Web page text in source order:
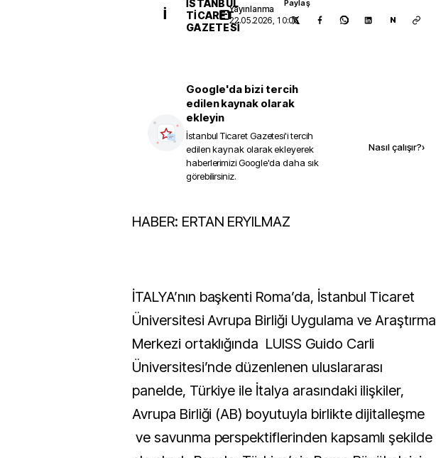
İ
İSTANBUL
TICARET
GAZETESI
Yayınlanma
22.05.2026, 10:06
Paylaş
N
Google'da bizi tercih
edilen kaynak olarak
ekleyin
İstanbul Ticaret Gazetesi'i tercih
edilen kaynak olarak ekleyerek
haberlerimizi Google'da daha sık
görebilirsiniz.
Nasıl çalışır?›
HABER: ERTAN ERYILMAZ
İTALYA’nın başkenti Roma’da, İstanbul Ticaret
Üniversitesi Avrupa Birliği Uygulama ve Araştırma
Merkezi ortaklığında LUISS Guido Carli
Üniversitesi’nde düzenlenen uluslararası
panelde, Türkiye ile İtalya arasındaki ilişkiler,
Avrupa Birliği (AB) boyutuyla birlikte dijitalleşme
ve savunma perspektiflerinden kapsamlı şekilde